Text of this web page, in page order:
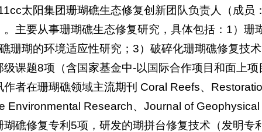
太阳集团珊瑚礁生态修复创新团队负责人（成员
。主要从事珊瑚礁生态修复研究，具体包括： 1）珊
珊瑚的环境适应性研究； 3）破碎化珊瑚礁修复技
级课题8项（含国家基金中-以国际合作项目和面上
作者在珊瑚礁领域主流期刊 Coral Reefs、
Environmental Research、Journal of
瑚礁修复专利5项，研发的瑚拼台修复技术（发明